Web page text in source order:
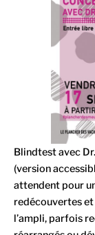
Blindtest avec
(version
attendent pour
redécouvertes et
l’ampli, parfois